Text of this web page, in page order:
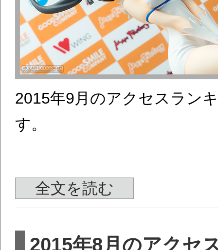
2015年9月のアクセスラン
す。
全文を読む
2015年8月のアクセ